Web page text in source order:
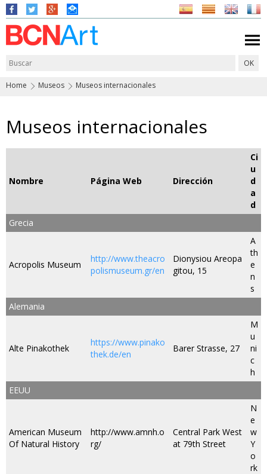
Home Museos Museos internacionales
Museos internacionales
Nombre Página Web Dirección
Ci
u
d
a
d
Grecia
Acropolis Museum
http://www.theacro
polismuseum.gr/en
Dionysiou Areopa
gitou, 15
A
th
e
n
s
Alemania
Alte Pinakothek
https://www.pinako
thek.de/en
Barer Strasse, 27
M
u
ni
c
h
EEUU
American Museum
Of Natural History
http://www.amnh.o
rg/
Central Park West
at 79th Street
N
e
w
Y
o
rk